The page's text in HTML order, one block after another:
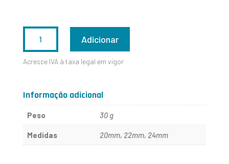
DE
Adicionar
Acresce IVA à taxa legal em vigor
Informação adicional
Peso 30 g
Medidas 20mm, 22mm, 24mm